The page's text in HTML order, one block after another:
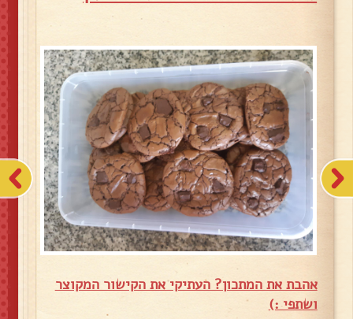
אהבת את המתכון? העתיקי את הקישור המקוצר
ושתפי :)